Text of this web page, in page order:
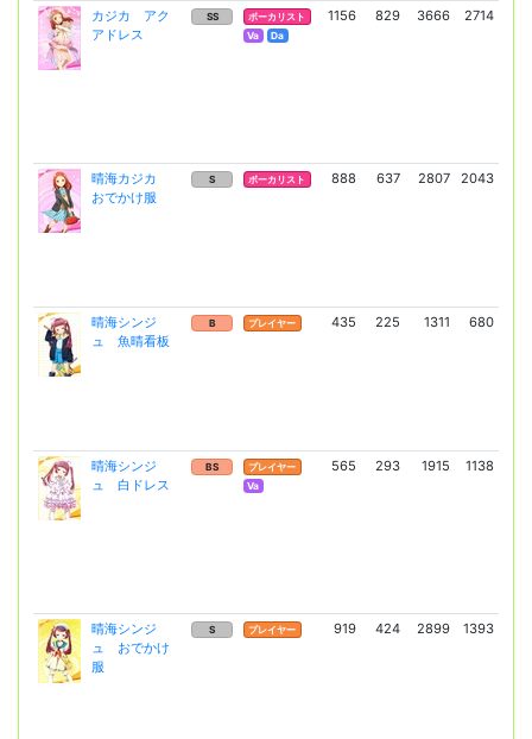
カジカ アク
アドレス
SS
ボーカリスト
Va
Da
1156 829 3666 2714
晴海カジカ
おでかけ服
S ボーカリスト 888 637 2807 2043
晴海シンジ
ュ 魚晴看板
B プレイヤー 435 225 1311 680
晴海シンジ
ュ 白ドレス
BS
プレイヤー
Va
565 293 1915 1138
晴海シンジ
ュ おでかけ
服
S プレイヤー 919 424 2899 1393